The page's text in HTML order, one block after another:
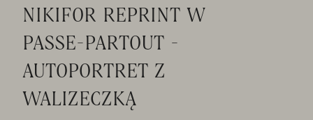
NIKIFOR REPRINT W
PASSE-PARTOUT -
AUTOPORTRET Z
WALIZECZKĄ